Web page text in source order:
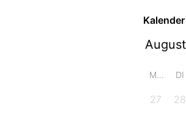
Kalender
MO DI
27 28